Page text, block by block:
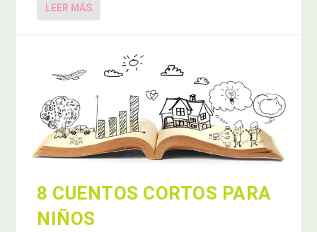
LEER MÁS
8 CUENTOS CORTOS PARA
NIÑOS